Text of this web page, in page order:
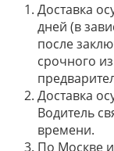
Доставка
дней (в
после
срочного
Доставка
Водитель
времени.
По Москве